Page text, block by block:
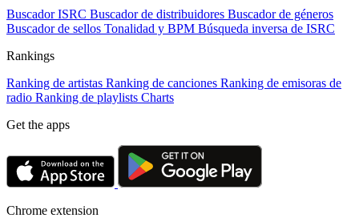
Buscador ISRC Buscador de distribuidores Buscador de géneros
Buscador de sellos Tonalidad y BPM Búsqueda inversa de ISRC
Rankings
Ranking de artistas Ranking de canciones Ranking de emisoras de
radio Ranking de playlists Charts
Get the apps
Chrome extension